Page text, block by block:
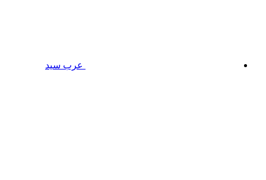
عرب سيد